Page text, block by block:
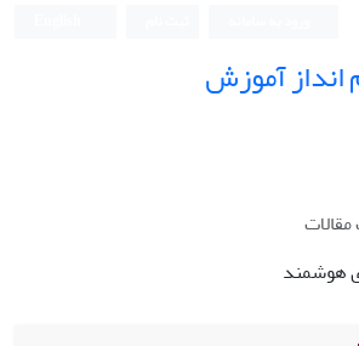
آموزش
هوشمند